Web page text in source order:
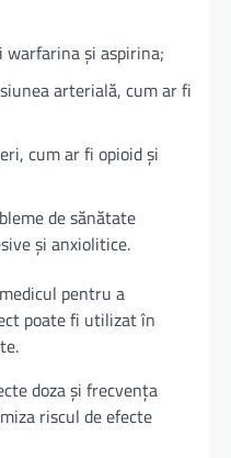
și aspirina;
arterială, cum ar fi
cum ar fi opioid și
de sănătate
și anxiolitice.
pentru a
poate fi utilizat în
doza și frecvența
riscul de efecte